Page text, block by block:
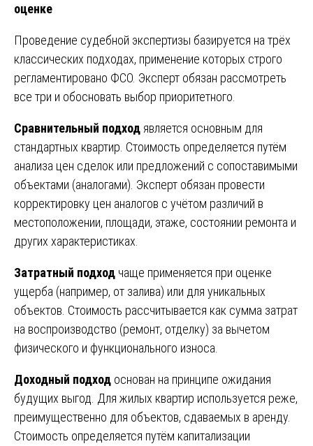
оценке
Проведение судебной экспертизы базируется на трёх
классических подходах, применение которых строго
регламентировано ФСО. Эксперт обязан рассмотреть
все три и обосновать выбор приоритетного.
Сравнительный подход является основным для
стандартных квартир. Стоимость определяется путём
анализа цен сделок или предложений с сопоставимыми
объектами (аналогами). Эксперт обязан провести
корректировку цен аналогов с учётом различий в
местоположении, площади, этаже, состоянии ремонта и
других характеристиках.
Затратный подход чаще применяется при оценке
ущерба (например, от залива) или для уникальных
объектов. Стоимость рассчитывается как сумма затрат
на воспроизводство (ремонт, отделку) за вычетом
физического и функционального износа.
Доходный подход основан на принципе ожидания
будущих выгод. Для жилых квартир используется реже,
преимущественно для объектов, сдаваемых в аренду.
Стоимость определяется путём капитализации